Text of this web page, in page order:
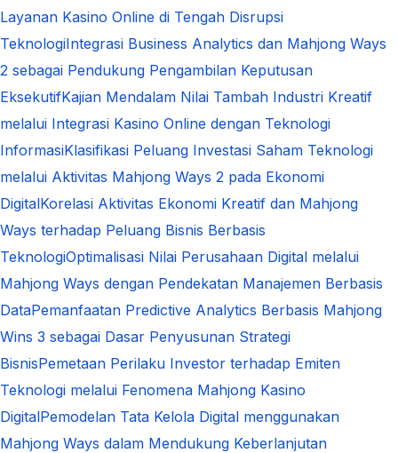
Layanan Kasino Online di Tengah Disrupsi
TeknologiIntegrasi Business Analytics dan Mahjong Ways
2 sebagai Pendukung Pengambilan Keputusan
EksekutifKajian Mendalam Nilai Tambah Industri Kreatif
melalui Integrasi Kasino Online dengan Teknologi
InformasiKlasifikasi Peluang Investasi Saham Teknologi
melalui Aktivitas Mahjong Ways 2 pada Ekonomi
DigitalKorelasi Aktivitas Ekonomi Kreatif dan Mahjong
Ways terhadap Peluang Bisnis Berbasis
TeknologiOptimalisasi Nilai Perusahaan Digital melalui
Mahjong Ways dengan Pendekatan Manajemen Berbasis
DataPemanfaatan Predictive Analytics Berbasis Mahjong
Wins 3 sebagai Dasar Penyusunan Strategi
BisnisPemetaan Perilaku Investor terhadap Emiten
Teknologi melalui Fenomena Mahjong Kasino
DigitalPemodelan Tata Kelola Digital menggunakan
Mahjong Ways dalam Mendukung Keberlanjutan